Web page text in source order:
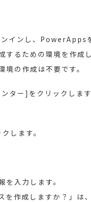
インし、PowerAppsを
するための環境を作成し
境の作成は不要です。
ター]をクリックします
します。
を入力します。
を作成しますか？」